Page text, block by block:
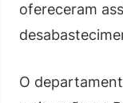
ofereceram
O